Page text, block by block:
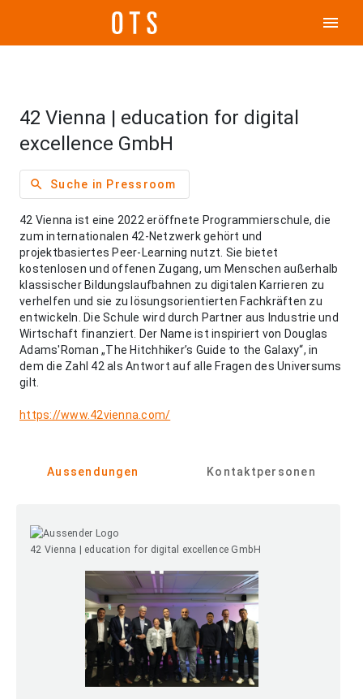
menu
42 Vienna | education for digital
excellence GmbH
search Suche in Pressroom
42 Vienna ist eine 2022 eröffnete Programmierschule, die
zum internationalen 42-Netzwerk gehört und
projektbasiertes Peer-Learning nutzt. Sie bietet
kostenlosen und offenen Zugang, um Menschen außerhalb
klassischer Bildungslaufbahnen zu digitalen Karrieren zu
verhelfen und sie zu lösungsorientierten Fachkräften zu
entwickeln. Die Schule wird durch Partner aus Industrie und
Wirtschaft finanziert. Der Name ist inspiriert von Douglas
Adams'Roman „The Hitchhiker’s Guide to the Galaxy“, in
dem die Zahl 42 als Antwort auf alle Fragen des Universums
gilt.
https://www.42vienna.com/
Aussendungen Kontaktpersonen
42 Vienna | education for digital excellence GmbH